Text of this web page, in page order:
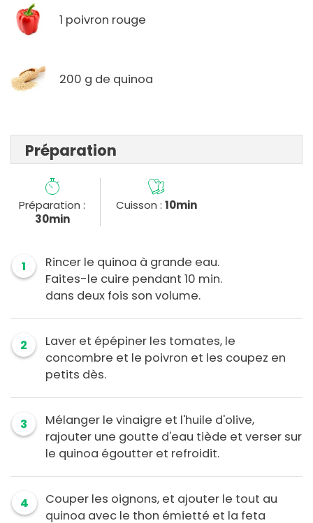
1 poivron rouge
200 g de quinoa
Préparation
Préparation :
30min
Cuisson : 10min
1
Rincer le quinoa à grande eau.
Faites-le cuire pendant 10 min.
dans deux fois son volume.
2
Laver et épépiner les tomates, le
concombre et le poivron et les coupez en
petits dès.
3
Mélanger le vinaigre et l'huile d'olive,
rajouter une goutte d'eau tiède et verser sur
le quinoa égoutter et refroidit.
4
Couper les oignons, et ajouter le tout au
quinoa avec le thon émietté et la feta